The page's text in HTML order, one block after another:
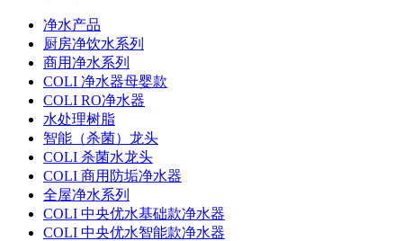
净水产品
厨房净饮水系列
商用净水系列
COLI 净水器母婴款
COLI RO净水器
水处理树脂
智能（杀菌）龙头
COLI 杀菌水龙头
COLI 商用防垢净水器
全屋净水系列
COLI 中央优水基础款净水器
COLI 中央优水智能款净水器